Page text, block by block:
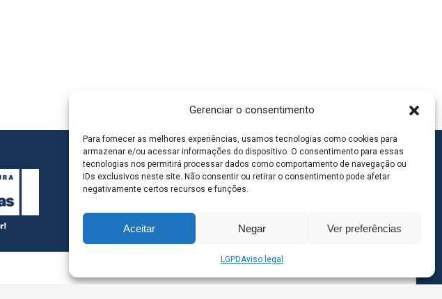
Gerenciar o consentimento
Para fornecer as melhores experiências, usamos tecnologias como cookies para
armazenar e/ou acessar informações do dispositivo. O consentimento para essas
tecnologias nos permitirá processar dados como comportamento de navegação ou
IDs exclusivos neste site. Não consentir ou retirar o consentimento pode afetar
negativamente certos recursos e funções.
Aceitar Negar Ver preferências
LGPDAviso legal